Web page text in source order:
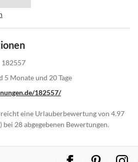
182557
5 Monate und 20 Tage
182557/
eine Urlauberbewertung von 4.97
bei 28 abgegebenen Bewertungen.